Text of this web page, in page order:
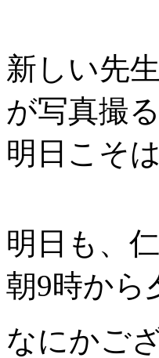
新しい先
が写真撮
明日こそ
明日も、
朝9時から
なにかご